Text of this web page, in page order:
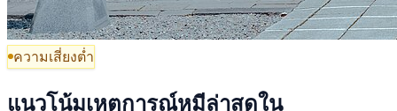
ความเสี่ยงต่ำ
แนวโน้มเหตุการณ์หมีล่าสุดใน